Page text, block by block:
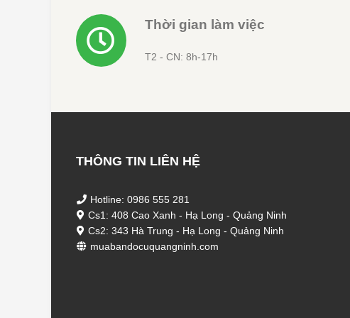
Thời gian làm việc
T2 - CN: 8h-17h
THÔNG TIN LIÊN HỆ
Hotline: 0986 555 281
Cs1: 408 Cao Xanh - Hạ Long - Quảng Ninh
Cs2: 343 Hà Trung - Hạ Long - Quảng Ninh
muabandocuquangninh.com